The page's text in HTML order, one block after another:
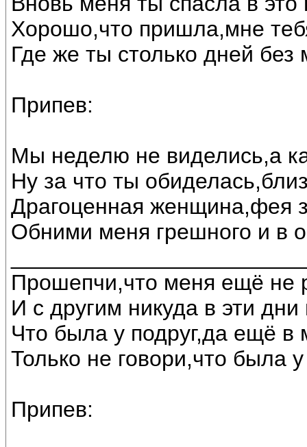
Хорошо,что пришла,мне
Где же ты столько дней
Припев:
Мы неделю не виделись,а
Ну за что ты
Драгоценная женщина,фея
Обними меня грешного и в
Прошепчи,что меня ещё не
И с другим никуда в эти
Что была у подруг,да ещё в
Только не говори,что была
Припев: